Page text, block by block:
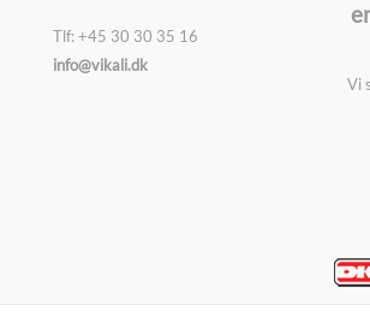
Tlf: +45 30 30 35 16
info@vikali.dk
Vi